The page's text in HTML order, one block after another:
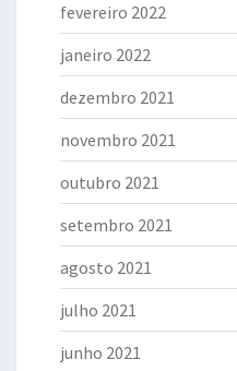
fevereiro 2022
janeiro 2022
dezembro 2021
novembro 2021
outubro 2021
setembro 2021
agosto 2021
julho 2021
junho 2021